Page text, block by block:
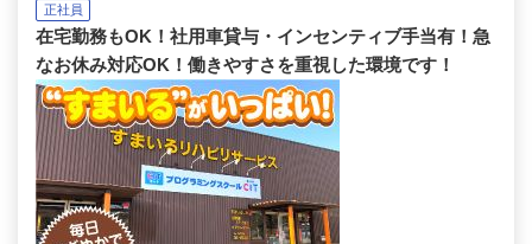
正社員
在宅勤務もOK！社用車貸与・インセンティブ手当有！急
なお休み対応OK！働きやすさを重視した環境です！